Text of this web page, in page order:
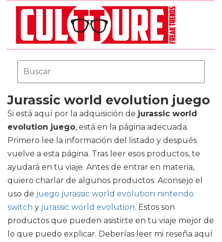
Jurassic world evolution juego
Si está aquí por la adquisición de jurassic world
evolution juego, está en la página adecuada.
Primero lee la información del listado y después
vuelve a esta página. Tras leer esos productos, te
ayudará en tu viaje. Antes de entrar en materia,
quiero charlar de algunos productos. Aconsejo el
uso de juego jurassic world evolution nintendo
switch y jurassic world evolution. Estos son
productos que pueden asistirte en tu viaje mejor de
lo que puedo explicar. Deberías leer mi reseña aquí